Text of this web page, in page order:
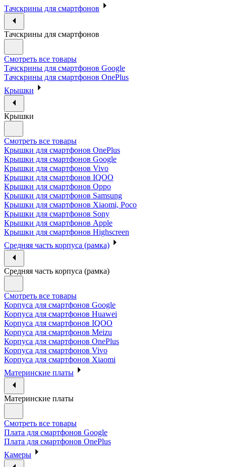
Тачскрины для смартфонов
Тачскрины для смартфонов
Смотреть все товары
Тачскрины для смартфонов Google
Тачскрины для смартфонов OnePlus
Крышки
Крышки
Смотреть все товары
Крышки для смартфонов OnePlus
Крышки для смартфонов Google
Крышки для смартфонов Vivo
Крышки для смартфонов IQOO
Крышки для смартфонов Oppo
Крышки для смартфонов Samsung
Крышки для смартфонов Xiaomi, Poco
Крышки для смартфонов Sony
Крышки для смартфонов Apple
Крышки для смартфонов Highscreen
Средняя часть корпуса (рамка)
Средняя часть корпуса (рамка)
Смотреть все товары
Корпуса для смартфонов Google
Корпуса для смартфонов Huawei
Корпуса для смартфонов IQOO
Корпуса для смартфонов Meizu
Корпуса для смартфонов OnePlus
Корпуса для смартфонов Vivo
Корпуса для смартфонов Xiaomi
Материнские платы
Материнские платы
Смотреть все товары
Плата для смартфонов Google
Плата для смартфонов OnePlus
Камеры